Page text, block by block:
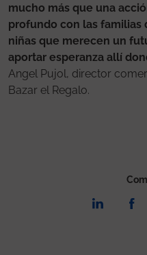
mucho más que una
profundo con las familias
niñas que merecen un
aportar esperanza allí
Angel Pujol, director
Bazar el Regalo.